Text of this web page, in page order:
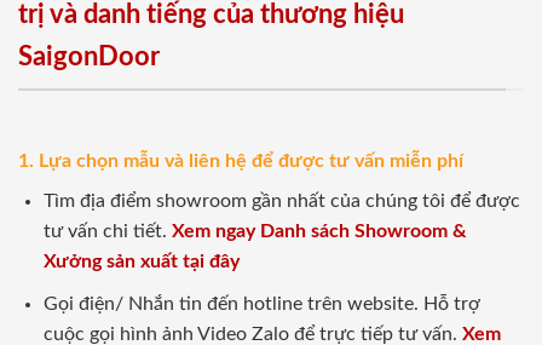
trị và danh tiếng của thương hiệu
SaigonDoor
1. Lựa chọn mẫu và liên hệ để được tư vấn miễn phí
Tìm địa điểm showroom gần nhất của chúng tôi để được
tư vấn chi tiết. Xem ngay Danh sách Showroom &
Xưởng sản xuất tại đây
Gọi điện/ Nhắn tin đến hotline trên website. Hỗ trợ
cuộc gọi hình ảnh Video Zalo để trực tiếp tư vấn. Xem